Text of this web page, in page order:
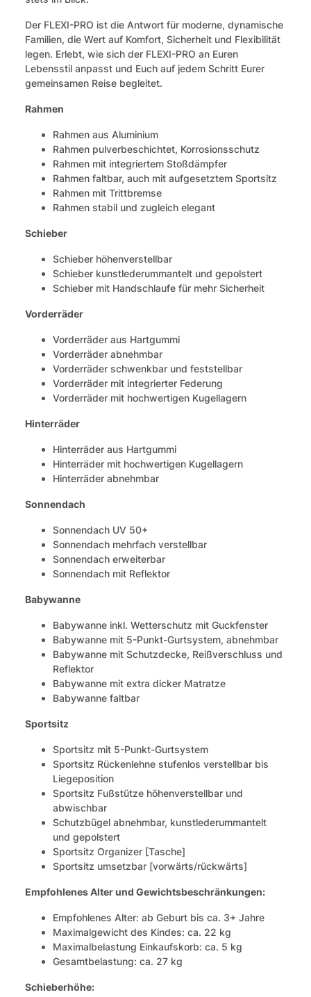
Der FLEXI-PRO ist die Antwort für moderne, dynamische
Familien, die Wert auf Komfort, Sicherheit und Flexibilität
legen. Erlebt, wie sich der FLEXI-PRO an Euren
Lebensstil anpasst und Euch auf jedem Schritt Eurer
gemeinsamen Reise begleitet.
Rahmen
Rahmen aus Aluminium
Rahmen pulverbeschichtet, Korrosionsschutz
Rahmen mit integriertem Stoßdämpfer
Rahmen faltbar, auch mit aufgesetztem Sportsitz
Rahmen mit Trittbremse
Rahmen stabil und zugleich elegant
Schieber
Schieber höhenverstellbar
Schieber kunstlederummantelt und gepolstert
Schieber mit Handschlaufe für mehr Sicherheit
Vorderräder
Vorderräder aus Hartgummi
Vorderräder abnehmbar
Vorderräder schwenkbar und feststellbar
Vorderräder mit integrierter Federung
Vorderräder mit hochwertigen Kugellagern
Hinterräder
Hinterräder aus Hartgummi
Hinterräder mit hochwertigen Kugellagern
Hinterräder abnehmbar
Sonnendach
Sonnendach UV 50+
Sonnendach mehrfach verstellbar
Sonnendach erweiterbar
Sonnendach mit Reflektor
Babywanne
Babywanne inkl. Wetterschutz mit Guckfenster
Babywanne mit 5-Punkt-Gurtsystem, abnehmbar
Babywanne mit Schutzdecke, Reißverschluss und
Reflektor
Babywanne mit extra dicker Matratze
Babywanne faltbar
Sportsitz
Sportsitz mit 5-Punkt-Gurtsystem
Sportsitz Rückenlehne stufenlos verstellbar bis
Liegeposition
Sportsitz Fußstütze höhenverstellbar und
abwischbar
Schutzbügel abnehmbar, kunstlederummantelt
und gepolstert
Sportsitz Organizer [Tasche]
Sportsitz umsetzbar [vorwärts/rückwärts]
Empfohlenes Alter und Gewichtsbeschränkungen:
Empfohlenes Alter: ab Geburt bis ca. 3+ Jahre
Maximalgewicht des Kindes: ca. 22 kg
Maximalbelastung Einkaufskorb: ca. 5 kg
Gesamtbelastung: ca. 27 kg
Schieberhöhe: